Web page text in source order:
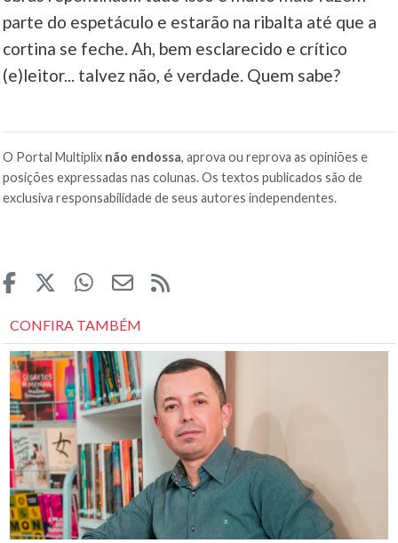
parte do espetáculo e estarão na ribalta até que a
cortina se feche. Ah, bem esclarecido e crítico
(e)leitor... talvez não, é verdade. Quem sabe?
O Portal Multiplix não endossa, aprova ou reprova as opiniões e
posições expressadas nas colunas. Os textos publicados são de
exclusiva responsabilidade de seus autores independentes.
CONFIRA TAMBÉM